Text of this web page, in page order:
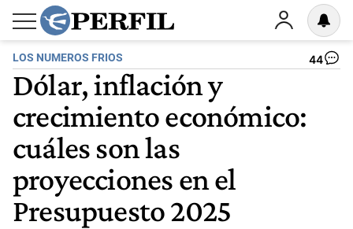
LOS NUMEROS FRIOS 44
Dólar, inflación y
crecimiento económico:
cuáles son las
proyecciones en el
Presupuesto 2025